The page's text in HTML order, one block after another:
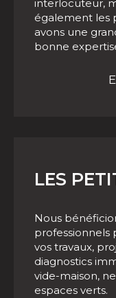
Besoin d'un
programmes
agence
interlocuteur,
également les
avons une
bonne
LES
Nous
professionnels
vos travaux,
diagnostics
vide-maison,
espaces verts.